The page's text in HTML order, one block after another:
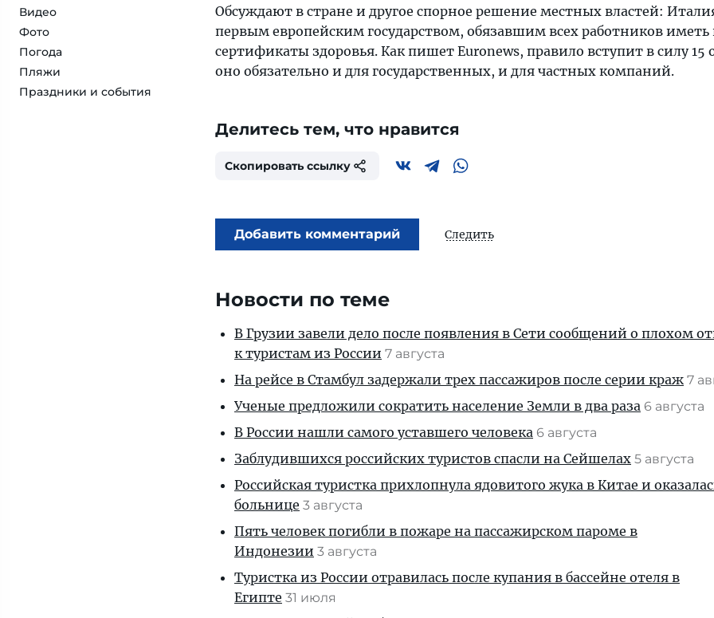
Видео
Фото
Погода
Пляжи
Праздники и события
Обсуждают в стране и другое спорное решение местных властей:
первым европейским государством, обязавшим всех работников
сертификаты здоровья. Как пишет Euronews, правило вступит в силу 15
оно обязательно и для государственных, и для частных компаний.
Делитесь тем, что нравится
Скопировать ссылку
Добавить комментарий Следить
Новости по теме
В Грузии завели дело после появления в Сети сообщений о плохом
к туристам из России 7 августа
На рейсе в Стамбул задержали трех пассажиров после серии краж 7
Ученые предложили сократить население Земли в два раза 6 августа
В России нашли самого уставшего человека 6 августа
Заблудившихся российских туристов спасли на Сейшелах 5 августа
Российская туристка прихлопнула ядовитого жука в Китае и
больнице 3 августа
Пять человек погибли в пожаре на пассажирском пароме в
Индонезии 3 августа
Туристка из России отравилась после купания в бассейне отеля в
Египте 31 июля